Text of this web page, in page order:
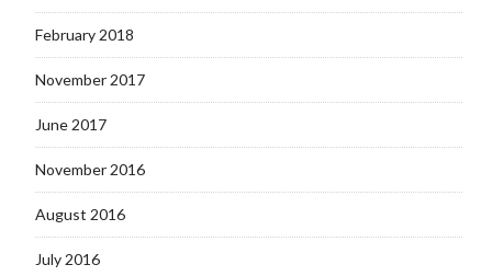
February 2018
November 2017
June 2017
November 2016
August 2016
July 2016